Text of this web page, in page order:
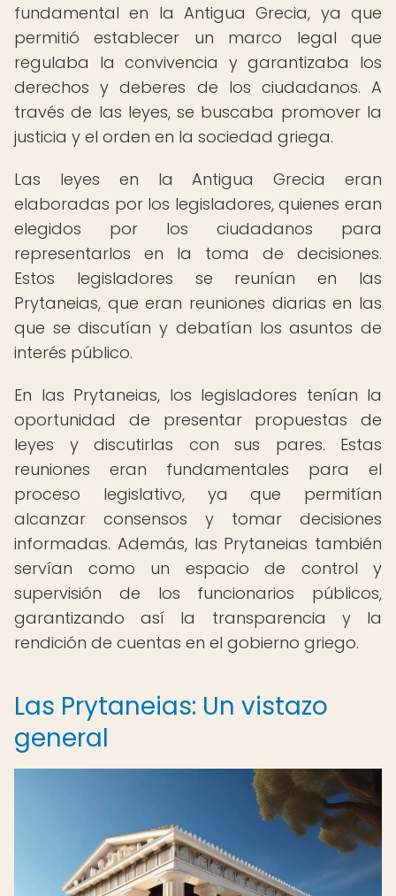
fundamental en la Antigua Grecia, ya que
permitió establecer un marco legal que
regulaba la convivencia y garantizaba los
derechos y deberes de los ciudadanos. A
través de las leyes, se buscaba promover la
justicia y el orden en la sociedad griega.
Las leyes en la Antigua Grecia eran
elaboradas por los legisladores, quienes eran
elegidos por los ciudadanos para
representarlos en la toma de decisiones.
Estos legisladores se reunían en las
Prytaneias, que eran reuniones diarias en las
que se discutían y debatían los asuntos de
interés público.
En las Prytaneias, los legisladores tenían la
oportunidad de presentar propuestas de
leyes y discutirlas con sus pares. Estas
reuniones eran fundamentales para el
proceso legislativo, ya que permitían
alcanzar consensos y tomar decisiones
informadas. Además, las Prytaneias también
servían como un espacio de control y
supervisión de los funcionarios públicos,
garantizando así la transparencia y la
rendición de cuentas en el gobierno griego.
Las Prytaneias: Un vistazo
general